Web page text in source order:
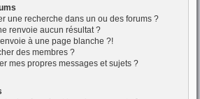
une recherche dans un ou des forums ?
renvoie aucun résultat ?
à une page blanche ?!
des membres ?
mes propres messages et sujets ?